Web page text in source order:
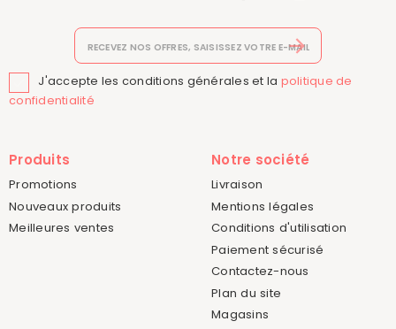
J'accepte les conditions générales et la politique de
confidentialité
Produits
Promotions
Nouveaux produits
Meilleures ventes
Notre société
Livraison
Mentions légales
Conditions d'utilisation
Paiement sécurisé
Contactez-nous
Plan du site
Magasins